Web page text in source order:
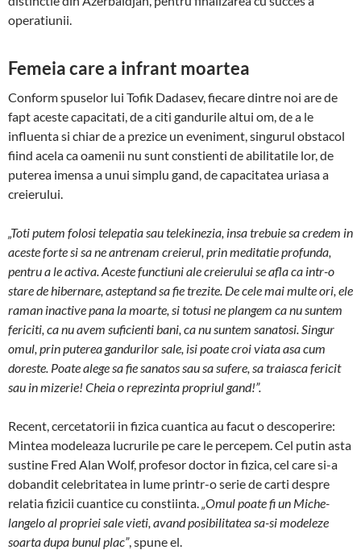
operatiunii.
Femeia care a infrant moartea
Conform spuselor lui Tofik Dadasev, fiecare dintre noi are de
fapt aceste capacitati, de a citi gandurile altui om, de a le
influenta si chiar de a prezice un eveniment, singurul obstacol
fiind acela ca oamenii nu sunt con­stienti de abilitatile lor, de
puterea imensa a unui sim­plu gand, de capacitatea uriasa a
creierului.
„Toti putem folosi telepatia sau telekinezia, insa trebuie sa credem in
aceste forte si sa ne antrenam creierul, prin medi­ta­tie profunda,
pentru a le activa. Aceste functiuni ale cre­­ierului se afla ca intr-o
stare de hibernare, astep­tand sa fie trezite. De cele mai multe ori, ele
raman inac­­tive pana la moarte, si totusi ne plangem ca nu sun­tem
fericiti, ca nu avem suficienti bani, ca nu sun­tem sanatosi. Singur
omul, prin puterea gandurilor sale, isi poate croi viata asa cum
doreste. Poate alege sa fie sanatos sau sa sufere, sa traiasca fericit
sau in mi­zerie! Cheia o reprezinta propriul gand!”.
Recent, cercetatorii in fizica cuantica au facut o desco­perire:
Mintea modeleaza lucrurile pe care le per­cepem. Cel putin asta
sustine Fred Alan Wolf, profesor doctor in fizica, cel care si-a
dobandit celebritatea in lu­me printr-o serie de carti despre
relatia fizicii cuan­tice cu constiinta.„Omul poate fi un Miche­
langelo al propriei sale vieti, avand posibilitatea sa-si modeleze
soarta dupa bunul plac”, spune el.